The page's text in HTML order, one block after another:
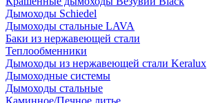
Дымоходы Schiedel
Дымоходы стальные LAVA
Баки из нержавеющей стали
Теплообменники
Дымоходы из нержавеющей стали Keralux
Дымоходные системы
Дымоходы стальные
Каминное/Печное литье